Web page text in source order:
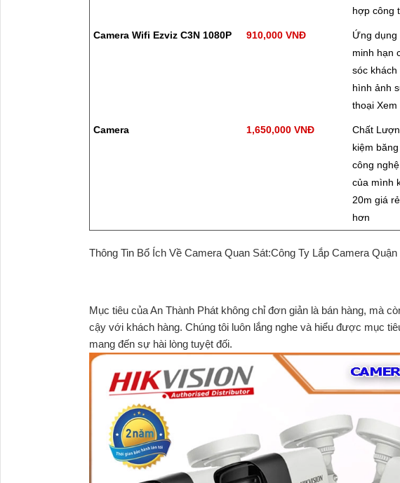
hợp công
Camera Wifi Ezviz C3N 1080P 910,000 VNĐ
Ứng dụng
minh hạn
sóc
hình ảnh
thoại Xem
Camera 1,650,000 VNĐ
Chất
kiệm
công
của mình
20m giá
hơn
Thông Tin Bổ Ích Về Camera Quan Sát:Công Ty Lắp Camera Quận
Mục tiêu của An Thành Phát không chỉ đơn giản là bán hàng, mà
cậy với khách hàng. Chúng tôi luôn lắng nghe và hiểu được mục
mang đến sự hài lòng tuyệt đối.